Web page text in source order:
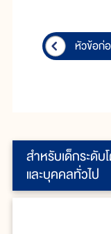
สำหรับเด็กระดับ
และบุคคลทั่วไป
หัวข้อก่